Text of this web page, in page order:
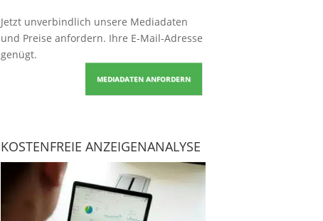
Jetzt unverbindlich unsere Mediadaten
und Preise anfordern. Ihre E-Mail-Adresse
genügt.
MEDIADATEN ANFORDERN
KOSTENFREIE ANZEIGENANALYSE